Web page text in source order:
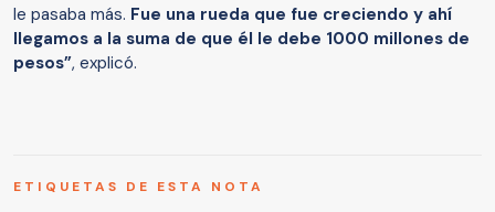
le pasaba más. Fue una rueda que fue creciendo y ahí
llegamos a la suma de que él le debe 1000 millones de
pesos”, explicó.
ETIQUETAS DE ESTA NOTA